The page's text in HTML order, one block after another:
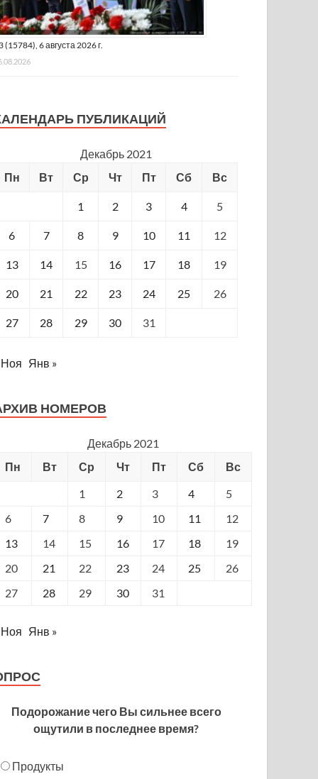
(15784), 6 августа 2026 г.
ПУБЛИКАЦИЙ
Декабрь 2021
Пн
Вт Ср Чт Пт Сб Вс
1 2 3 4 5
6 7 8 9 10 11 12
13 14 15 16 17 18 19
20 21 22 23 24 25 26
27 28 29 30 31
Ноя Янв »
НОМЕРОВ
Декабрь 2021
Пн
Вт Ср Чт Пт Сб
Вс
1
2 3 4
5
6
7 8 9 10 11
12
13
14 15 16 17 18
19
20
21 22 23 24 25
26
27
28 29 30 31
Ноя Янв »
Подорожание чего Вы сильнее всего
ощутили в последнее время?
Продукты